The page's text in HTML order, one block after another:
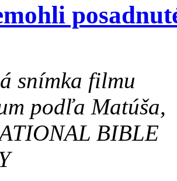
snímka filmu
podľa Matúša,
BIBLE